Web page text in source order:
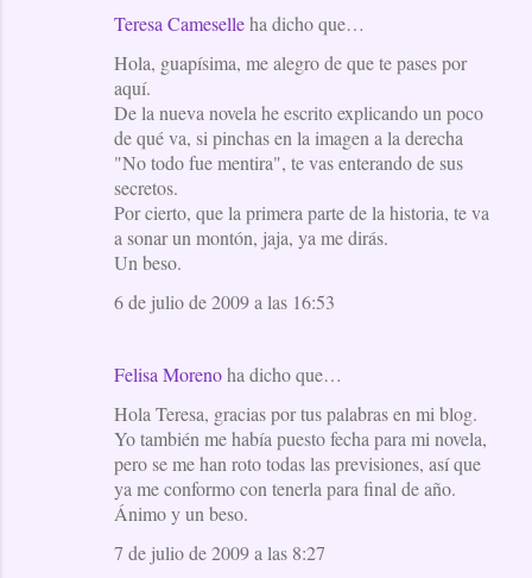
Teresa Cameselleha dicho que…
Hola, guapísima, me alegro de que te pases por
aquí.
De la nueva novela he escrito explicando un poco
de qué va, si pinchas en la imagen a la derecha
"No todo fue mentira", te vas enterando de sus
secretos.
Por cierto, que la primera parte de la historia, te va
a sonar un montón, jaja, ya me dirás.
Un beso.
6 de julio de 2009 a las 16:53
Felisa Morenoha dicho que…
Hola Teresa, gracias por tus palabras en mi blog.
Yo también me había puesto fecha para mi novela,
pero se me han roto todas las previsiones, así que
ya me conformo con tenerla para final de año.
Ánimo y un beso.
7 de julio de 2009 a las 8:27